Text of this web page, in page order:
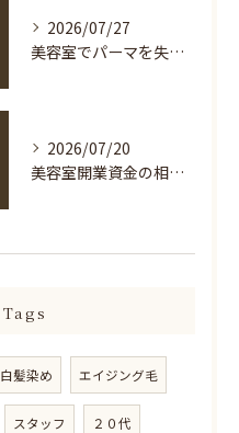
2026/07/27
美容室でパーマを失敗しないための長持ち＆ダメージケア完全ガイド
2026/07/20
美容室開業資金の相場と海老名市横浜市南区で自己資金500万円から始める現実的なステップ
Tags
白髪染め エイジング毛
スタッフ ２０代